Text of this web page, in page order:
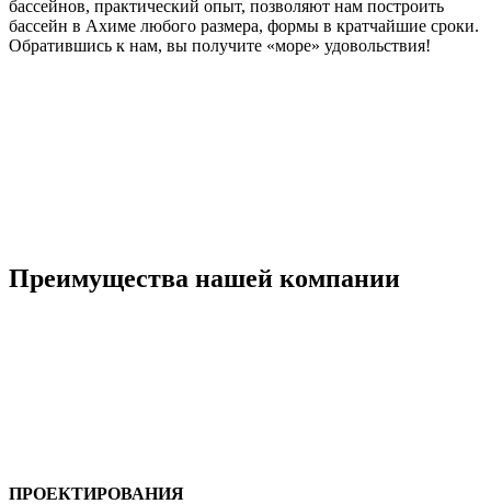
бассейнов, практический опыт, позволяют нам построить
бассейн в Ахиме любого размера, формы в кратчайшие сроки.
Обратившись к нам, вы получите «море» удовольствия!
Преимущества нашей компании
ПРОЕКТИРОВАНИЯ